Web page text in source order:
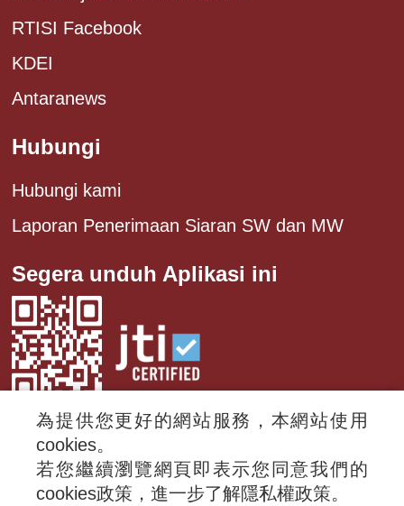
RTISI Facebook
KDEI
Antaranews
Hubungi
Hubungi kami
Laporan Penerimaan Siaran SW dan MW
Segera unduh Aplikasi ini
© 2024 RTI (Radio Taiwan International).
All rights reserved.
為提供您更好的網站服務，本網站使用
cookies。
若您繼續瀏覽網頁即表示您同意我們的
cookies政策，進一步了解隱私權政策。